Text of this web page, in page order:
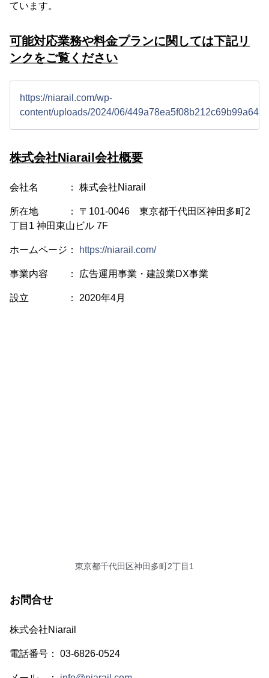
ています。
可能対応業務や料金プランに関しては下記リ
ンクをご覧ください
https://niarail.com/wp-
content/uploads/2024/06/
株式会社Niarail会社概要
会社名 ： 株式会社Niarail
所在地 ： 〒101-0046 東京都千代田区神田多町2
丁目1 神田東山ビル 7F
ホームページ： https://niarail.com/
事業内容 ： 広告運用事業・建設業DX事業
設立 ： 2020年4月
東京都千代田区神田多町2丁目1
お問合せ
株式会社Niarail
電話番号： 03-6826-0524